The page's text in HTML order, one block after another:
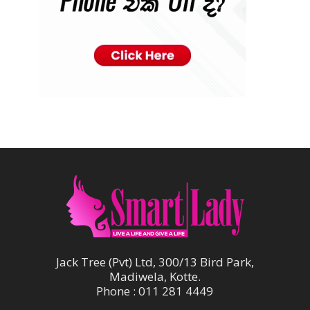
Jack Tree (Pvt) Ltd, 300/13 Bird Park,
Madiwela, Kotte.
Phone : 011 281 4449